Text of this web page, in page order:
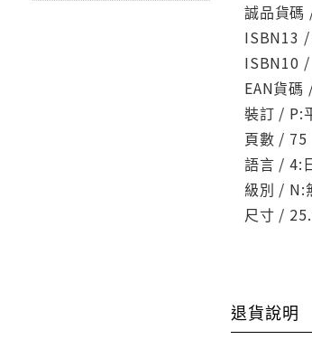
誠品貨碼
ISBN13
ISBN10 /
EAN貨
裝訂 / P:
頁數 / 75
語言 / 4:
級別 / N:
尺寸 /
退貨說明